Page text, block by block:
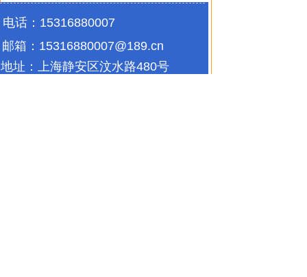
邮箱： 15316880007@189.cn
地址： 上海静安区汶水路480号
电话：15316880007